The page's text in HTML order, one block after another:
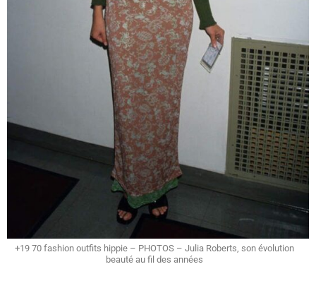
+19 70 fashion outfits hippie – PHOTOS – Julia Roberts, son évolution
beauté au fil des années